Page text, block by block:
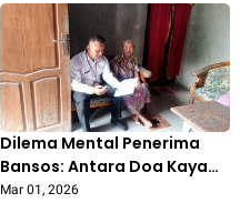
Dilema Mental Penerima
Bansos: Antara Doa Kaya
dan Harap Tetap Terdata
Mar 01, 2026